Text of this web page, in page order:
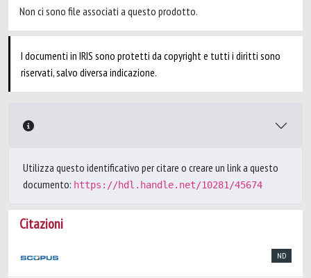
Non ci sono file associati a questo prodotto.
I documenti in IRIS sono protetti da copyright e tutti i diritti sono
riservati, salvo diversa indicazione.
Utilizza questo identificativo per citare o creare un link a questo
documento: https://hdl.handle.net/10281/45674
Citazioni
ND